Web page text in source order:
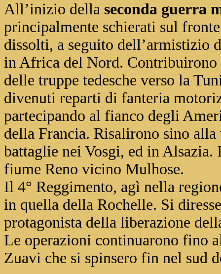
All’inizio della seconda guerra
principalmente schierati sul
dissolti, a seguito dell’armistizio
in Africa del Nord.
delle truppe tedesche verso la
divenuti reparti di fanteria
partecipando al fianco degli
della Francia. Risalirono sino alla
battaglie nei Vosgi, ed in
fiume Reno vicino Mulhose.
Il 4° Reggimento, agì nella
in quella della Rochelle. Si
protagonista della liberazione
Le operazioni continuarono fino
Zuavi che si spinsero fin nel sud